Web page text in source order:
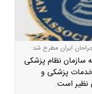
ایران مطرح شد:
سازمان نظام پزشکی
پزشکی و
نظیر است.